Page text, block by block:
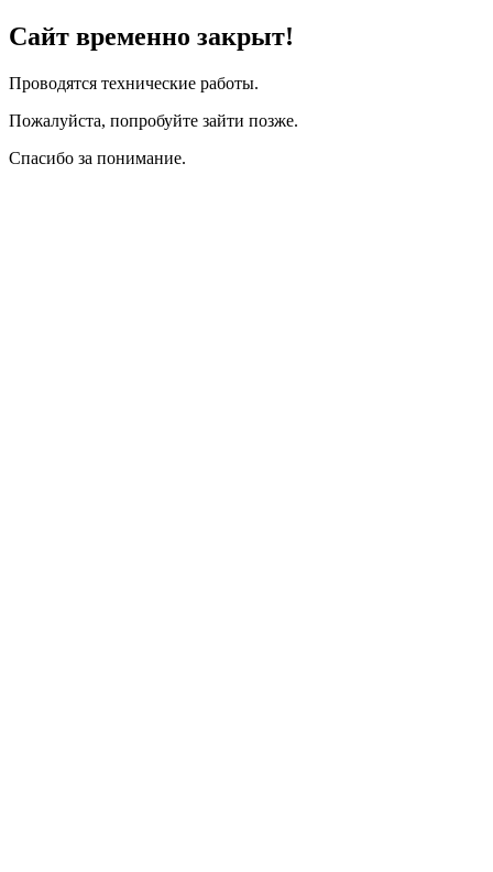
Сайт временно закрыт!
Проводятся технические работы.
Пожалуйста, попробуйте зайти позже.
Спасибо за понимание.